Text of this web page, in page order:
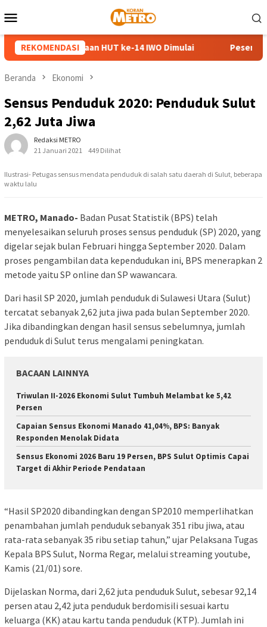
ke
Mobile
REKOMENDASI
Perayaan HUT ke-14 IWO Dimulai Peserta
Beranda Ekonomi
Sensus Penduduk 2020: Penduduk Sulut
2,62 Juta Jiwa
Redaksi METRO
21 Januari 2021
449 Dilihat
Ilustrasi- Petugas sensus mendata penduduk di salah satu daerah di Sulut, beberapa
waktu lalu
METRO, Manado- Badan Pusat Statistik (BPS) telah
menyelesaikan seluruh proses sensus penduduk (SP) 2020, yang
digelar sejak bulan Februari hingga September 2020. Dalam
proses pengambilan data kependudukan ini, BPS menerapkan 2
metode yaitu SP online dan SP wawancara.
Dari hasil SP 2020, jumlah penduduk di Sulawesi Utara (Sulut)
tercatat sebanyak 2,62 juta jiwa pada bulan September 2020.
Jika dibandingkan dengan hasil sensus sebelumnya, jumlah
penduduk di Sulut terus mengalami peningkatan.
BACAAN LAINNYA
Triwulan II-2026 Ekonomi Sulut Tumbuh Melambat ke 5,42
Persen
Capaian Sensus Ekonomi Manado 41,04%, BPS: Banyak
Responden Menolak Didata
Sensus Ekonomi 2026 Baru 19 Persen, BPS Sulut Optimis Capai
Target di Akhir Periode Pendataan
“Hasil SP2020 dibandingkan dengan SP2010 memperlihatkan
penambahan jumlah penduduk sebanyak 351 ribu jiwa, atau
rata-rata sebanyak 35 ribu setiap tahun,” ujar Pelaksana Tugas
Kepala BPS Sulut, Norma Regar, melalui streaming youtube,
Kamis (21/01) sore.
Dijelaskan Norma, dari 2,62 juta penduduk Sulut, sebesar 92,14
persen atau 2,42 juta penduduk berdomisili sesuai kartu
keluarga (KK) atau kartu tanda penduduk (KTP). Jumlah ini